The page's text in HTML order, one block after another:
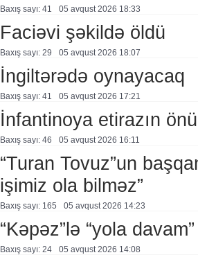
Baxış sayı: 41 05 avqust 2026 18:33
Faciəvi şəkildə öldü
Baxış sayı: 29 05 avqust 2026 18:07
İngiltərədə oynayacaq
Baxış sayı: 41 05 avqust 2026 17:21
İnfantinoya etirazın
Baxış sayı: 46 05 avqust 2026 16:11
“Turan Tovuz”un
işimiz ola bilməz”
Baxış sayı: 165 05 avqust 2026 14:23
“Kəpəz”lə “yola
Baxış sayı: 24 05 avqust 2026 14:08